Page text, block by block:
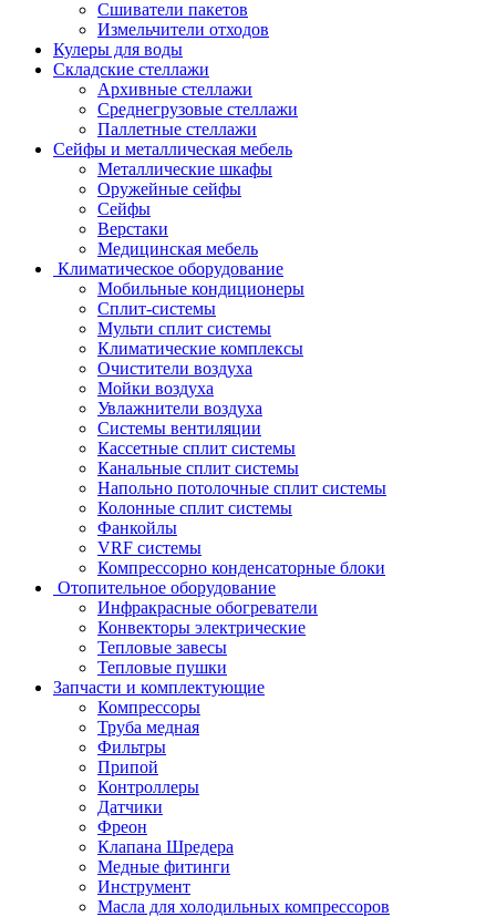
Сшиватели пакетов
Измельчители отходов
Кулеры для воды
Складские стеллажи
Архивные стеллажи
Среднегрузовые стеллажи
Паллетные стеллажи
Сейфы и металлическая мебель
Металлические шкафы
Оружейные сейфы
Сейфы
Верстаки
Медицинская мебель
Климатическое оборудование
Мобильные кондиционеры
Сплит-системы
Мульти сплит системы
Климатические комплексы
Очистители воздуха
Мойки воздуха
Увлажнители воздуха
Системы вентиляции
Кассетные сплит системы
Канальные сплит системы
Напольно потолочные сплит системы
Колонные сплит системы
Фанкойлы
VRF системы
Компрессорно конденсаторные блоки
Отопительное оборудование
Инфракрасные обогреватели
Конвекторы электрические
Тепловые завесы
Тепловые пушки
Запчасти и комплектующие
Компрессоры
Труба медная
Фильтры
Припой
Контроллеры
Датчики
Фреон
Клапана Шредера
Медные фитинги
Инструмент
Масла для холодильных компрессоров